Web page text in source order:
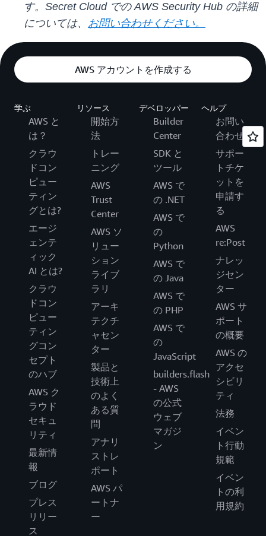
す。Secret Cloud での AWS Security Hub の詳細
については、 お問い合わせください。
AWS アカウントを作成する
学ぶ
AWS と
は？
クラウ
ドコン
ピュー
ティン
グとは?
エージ
ェンテ
ィック
AI とは?
クラウ
ドコン
ピュー
ティン
グコン
セプト
のハブ
AWS ク
ラウド
セキュ
リティ
最新情
報
ブログ
プレス
リリー
ス
リソース
開始方
法
トレー
ニング
AWS
Trust
Center
AWS ソ
リュー
ション
ライブ
ラリ
アーキ
テクチ
ャセン
ター
製品と
技術上
のよく
ある質
問
アナリ
ストレ
ポート
AWS パ
ートナ
ー
デベロッパー
Builder
Center
SDK と
ツール
AWS で
の .NET
AWS で
の
Python
AWS で
の Java
AWS で
の PHP
AWS で
の
JavaScript
builders.flash
- AWS
の公式
ウェブ
マガジ
ン
ヘルプ
お問い
合わせ
サポー
トチケ
ットを
申請す
る
AWS
re:Post
ナレッ
ジセン
ター
AWS サ
ポート
の概要
AWS の
アクセ
シビリ
ティ
法務
イベン
ト行動
規範
イベン
トの利
用規約